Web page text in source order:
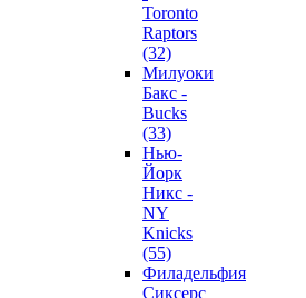
Toronto
Raptors
(32)
Милуоки
Бакс -
Bucks
(33)
Нью-
Йорк
Никс -
NY
Knicks
(55)
Филадельфия
Сиксерс